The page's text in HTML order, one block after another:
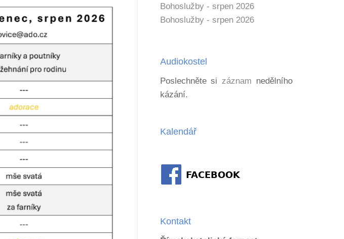
Bohoslužby - srpen 2026
Bohoslužby - srpen 2026
Audiokostel
Poslechněte sizáznam nedělního
kázání.
Kalendář
Kontakt